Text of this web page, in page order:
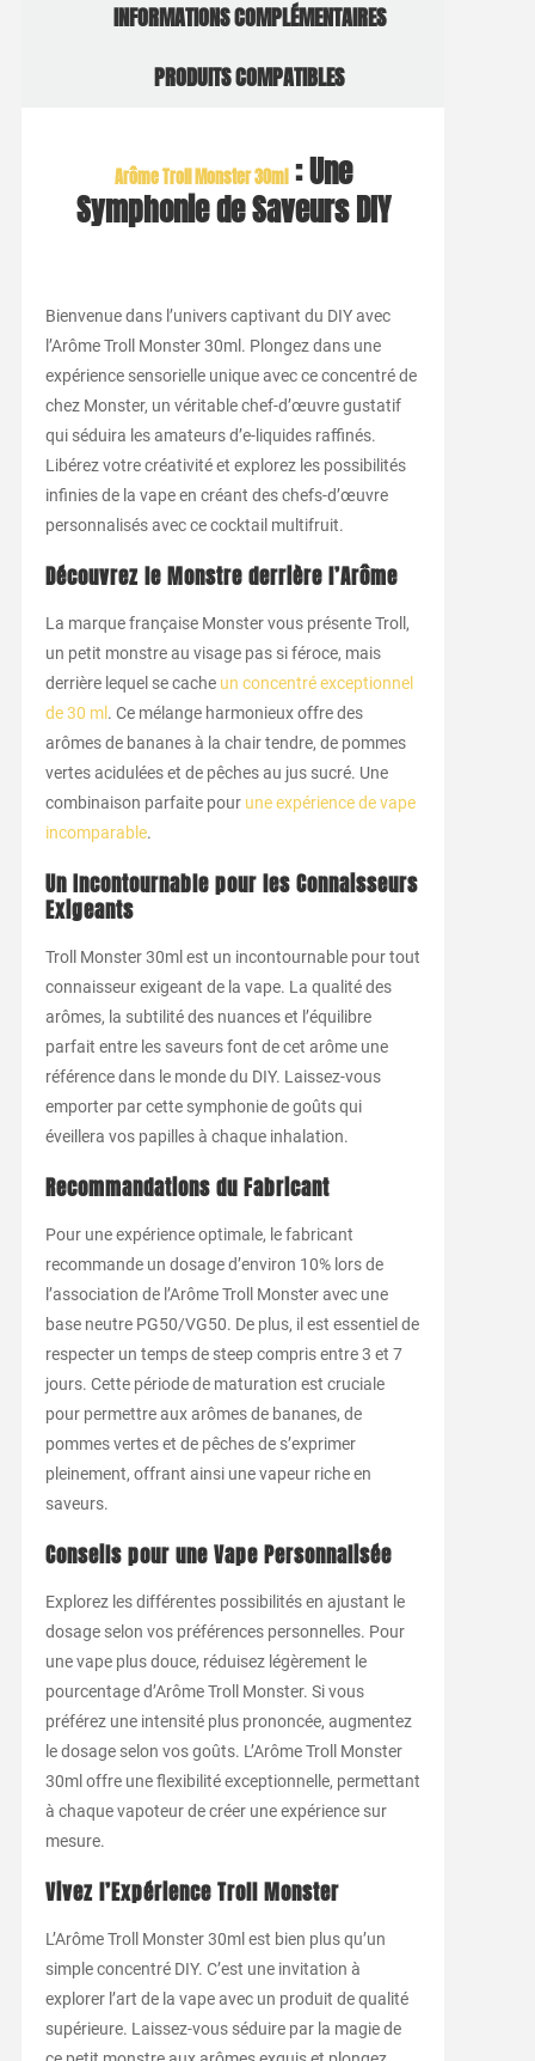
INFORMATIONS COMPLÉMENTAIRES
PRODUITS COMPATIBLES
Arôme Troll Monster 30ml: Une
Symphonie de Saveurs DIY
Bienvenue dans l’univers captivant du DIY avec
l’Arôme Troll Monster 30ml. Plongez dans une
expérience sensorielle unique avec ce concentré de
chez Monster, un véritable chef-d’œuvre gustatif
qui séduira les amateurs d’e-liquides raffinés.
Libérez votre créativité et explorez les possibilités
infinies de la vape en créant des chefs-d’œuvre
personnalisés avec ce cocktail multifruit.
Découvrez le Monstre derrière l’Arôme
La marque française Monster vous présente Troll,
un petit monstre au visage pas si féroce, mais
derrière lequel se cache un concentré exceptionnel
de 30 ml . Ce mélange harmonieux offre des
arômes de bananes à la chair tendre, de pommes
vertes acidulées et de pêches au jus sucré. Une
combinaison parfaite pour une expérience de vape
incomparable.
Un Incontournable pour les Connaisseurs
Exigeants
Troll Monster 30ml est un incontournable pour tout
connaisseur exigeant de la vape. La qualité des
arômes, la subtilité des nuances et l’équilibre
parfait entre les saveurs font de cet arôme une
référence dans le monde du DIY. Laissez-vous
emporter par cette symphonie de goûts qui
éveillera vos papilles à chaque inhalation.
Recommandations du Fabricant
Pour une expérience optimale, le fabricant
recommande un dosage d’environ 10% lors de
l’association de l’Arôme Troll Monster avec une
base neutre PG50/VG50. De plus, il est essentiel de
respecter un temps de steep compris entre 3 et 7
jours. Cette période de maturation est cruciale
pour permettre aux arômes de bananes, de
pommes vertes et de pêches de s’exprimer
pleinement, offrant ainsi une vapeur riche en
saveurs.
Conseils pour une Vape Personnalisée
Explorez les différentes possibilités en ajustant le
dosage selon vos préférences personnelles. Pour
une vape plus douce, réduisez légèrement le
pourcentage d’Arôme Troll Monster. Si vous
préférez une intensité plus prononcée, augmentez
le dosage selon vos goûts. L’Arôme Troll Monster
30ml offre une flexibilité exceptionnelle, permettant
à chaque vapoteur de créer une expérience sur
mesure.
Vivez l’Expérience Troll Monster
L’Arôme Troll Monster 30ml est bien plus qu’un
simple concentré DIY. C’est une invitation à
explorer l’art de la vape avec un produit de qualité
supérieure. Laissez-vous séduire par la magie de